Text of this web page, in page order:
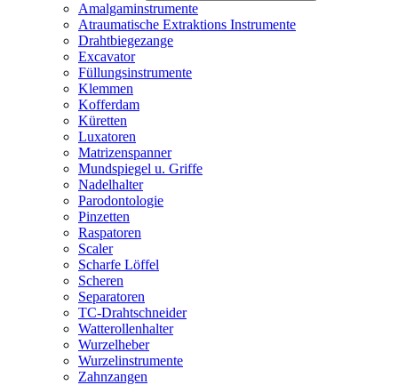
Amalgaminstrumente
Atraumatische Extraktions Instrumente
Drahtbiegezange
Excavator
Füllungsinstrumente
Klemmen
Kofferdam
Küretten
Luxatoren
Matrizenspanner
Mundspiegel u. Griffe
Nadelhalter
Parodontologie
Pinzetten
Raspatoren
Scaler
Scharfe Löffel
Scheren
Separatoren
TC-Drahtschneider
Watterollenhalter
Wurzelheber
Wurzelinstrumente
Zahnzangen